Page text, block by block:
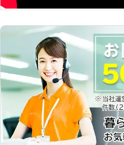
で、お
できま
がり、
安心安
らば、
車整備
どの種
ます。 【自動車トラブルならロード
サービ
車のト
発生す
い物な
人にと
困って